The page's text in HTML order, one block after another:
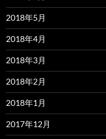
2018年5月
2018年4月
2018年3月
2018年2月
2018年1月
2017年12月